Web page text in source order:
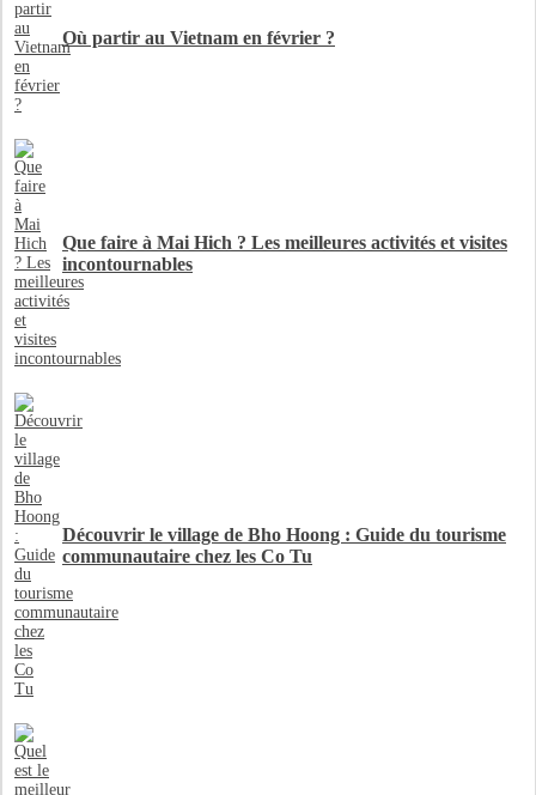
Où partir au Vietnam en février ?
Que faire à Mai Hich ? Les meilleures activités et visites
incontournables
Découvrir le village de Bho Hoong : Guide du tourisme
communautaire chez les Co Tu